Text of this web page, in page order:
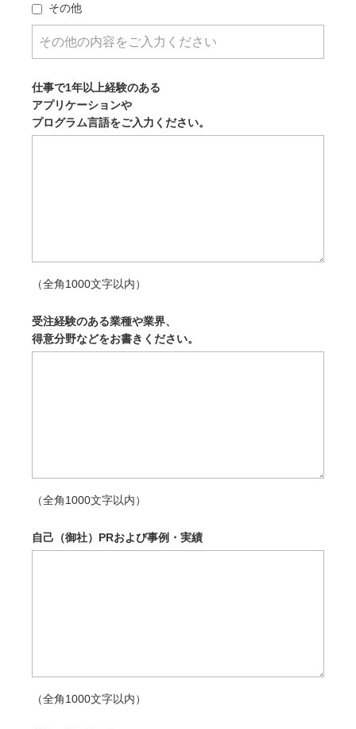
その他
仕事で1年以上経験のある
アプリケーションや
プログラム言語をご入力ください。
（全角1000文字以内）
受注経験のある業種や業界、
得意分野などをお書きください。
（全角1000文字以内）
自己（御社）PRおよび事例・実績
（全角1000文字以内）